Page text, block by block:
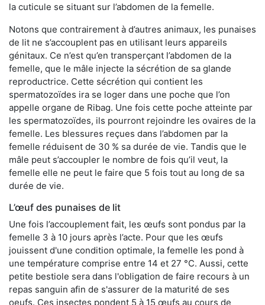
la cuticule se situant sur l’abdomen de la femelle.
Notons que contrairement à d’autres animaux, les punaises
de lit ne s’accouplent pas en utilisant leurs appareils
génitaux. Ce n’est qu’en transperçant l’abdomen de la
femelle, que le mâle injecte la sécrétion de sa glande
reproductrice. Cette sécrétion qui contient les
spermatozoïdes ira se loger dans une poche que l’on
appelle organe de Ribag. Une fois cette poche atteinte par
les spermatozoïdes, ils pourront rejoindre les ovaires de la
femelle. Les blessures reçues dans l’abdomen par la
femelle réduisent de 30 % sa durée de vie. Tandis que le
mâle peut s’accoupler le nombre de fois qu’il veut, la
femelle elle ne peut le faire que 5 fois tout au long de sa
durée de vie.
L’œuf des punaises de lit
Une fois l’accouplement fait, les œufs sont pondus par la
femelle 3 à 10 jours après l’acte. Pour que les œufs
jouissent d'une condition optimale, la femelle les pond à
une température comprise entre 14 et 27 °C. Aussi, cette
petite bestiole sera dans l'obligation de faire recours à un
repas sanguin afin de s'assurer de la maturité de ses
oeufs. Ces insectes pondent 5 à 15 œufs au cours de